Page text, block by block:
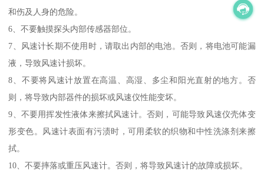
和伤及人身的危险。
6、不要触摸探头内部传感器部位。
7、风速计长期不使用时，请取出内部的电池。否则，将电池可能漏
液，导致风速计损坏。
8、不要将风速计放置在高温、高湿、多尘和阳光直射的地方。否
则，将导致内部器件的损坏或风速仪性能变坏。
9、不要用挥发性液体来擦拭风速计。否则，可能导致风速仪壳体变
形变色。风速计表面有污渍时，可用柔软的织物和中性洗涤剂来擦
拭。
10、不要摔落或重压风速计。否则，将导致风速计的故障或损坏。